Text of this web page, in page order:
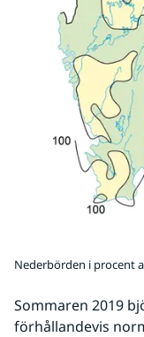
Nederbörden i procent
Sommaren 2019
förhållandevis